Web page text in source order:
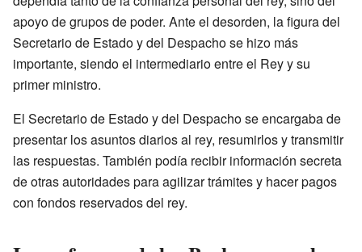
apoyo de grupos de poder. Ante el desorden, la figura del
Secretario de Estado y del Despacho se hizo más
importante, siendo el intermediario entre el Rey y su
primer ministro.
El Secretario de Estado y del Despacho se encargaba de
presentar los asuntos diarios al rey, resumirlos y transmitir
las respuestas. También podía recibir información secreta
de otras autoridades para agilizar trámites y hacer pagos
con fondos reservados del rey.